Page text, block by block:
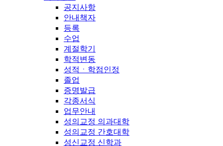
공지사항
안내책자
등록
수업
계절학기
학적변동
성적ㆍ학점인정
졸업
증명발급
각종서식
업무안내
성의교정 의과대학
성의교정 간호대학
성신교정 신학과